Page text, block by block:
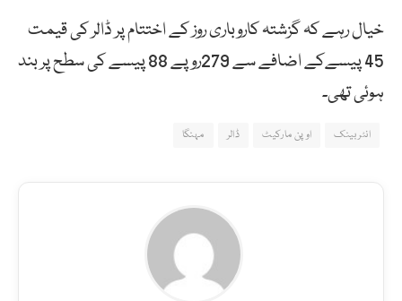
خیال رہے کہ گزشتہ کاروباری روز کے اختتام پر ڈالر کی قیمت
45 پیسےکے اضافے سے 279روپے 88 پیسے کی سطح پر بند
ہوئی تھی۔
انٹر بینک اوپن مارکیٹ ڈالر مہنگا